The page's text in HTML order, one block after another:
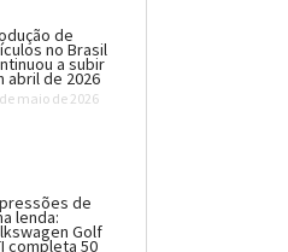
de
no Brasil
a subir
abril de 2026
maio de 2026
de
lenda:
Golf
completa 50